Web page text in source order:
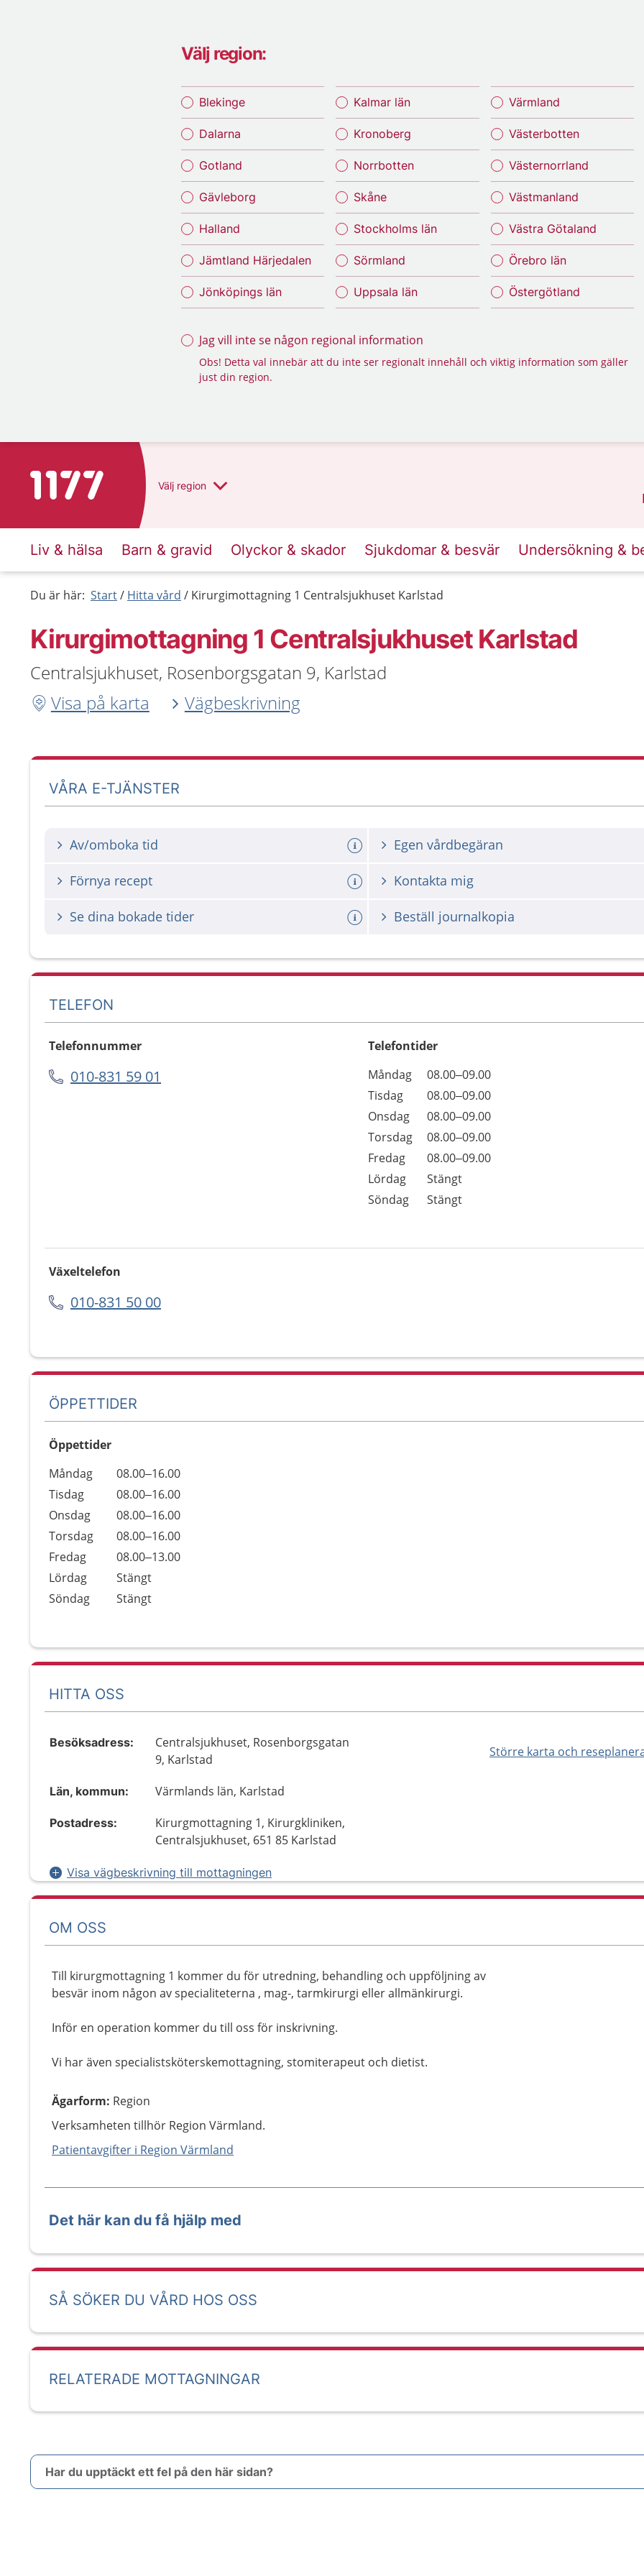
Välj region:
Blekinge
Dalarna
Gotland
Gävleborg
Halland
Jämtland Härjedalen
Jönköpings län
Kalmar län
Kronoberg
Norrbotten
Skåne
Stockholms län
Sörmland
Uppsala län
Värmland
Västerbotten
Västernorrland
Västmanland
Västra Götaland
Örebro län
Östergötland
Jag vill inte se någon regional information
Obs! Detta val innebär att du inte ser regionalt innehåll och viktig information som gäller
just din region.
Till startsidan för 1177 Välj region
Liv & hälsa Barn & gravid Olyckor & skador Sjukdomar & besvär Undersökning &
Du är här: Start Hitta vård Kirurgimottagning 1 Centralsjukhuset Karlstad
Kirurgimottagning 1 Centralsjukhuset Karlstad
Centralsjukhuset, Rosenborgsgatan 9, Karlstad
Visa på karta
Vägbeskrivning
VÅRA E-TJÄNSTER
Av/omboka tid Egen vårdbegäran
Förnya recept Kontakta mig
Se dina bokade tider Beställ journalkopia
TELEFON
Telefonnummer
010-831 59 01
Telefontider
Dag
Öppettider
Kommentarer
Måndag
08.00–09.00
Tisdag
08.00–09.00
Onsdag
08.00–09.00
Torsdag
08.00–09.00
Fredag
08.00–09.00
Lördag
Stängt
Söndag
Stängt
Växeltelefon
010-831 50 00
ÖPPETTIDER
Öppettider
Dag
Öppettider
Kommentarer
Måndag
08.00–16.00
Tisdag
08.00–16.00
Onsdag
08.00–16.00
Torsdag
08.00–16.00
Fredag
08.00–13.00
Lördag
Stängt
Söndag
Stängt
HITTA OSS
Större karta och
Besöksadress:
Centralsjukhuset, Rosenborgsgatan
9, Karlstad
Län, kommun: Värmlands län, Karlstad
Postadress:
Kirurgmottagning 1, Kirurgkliniken,
Centralsjukhuset, 651 85 Karlstad
Visa vägbeskrivning till mottagningen
OM OSS
Till kirurgmottagning 1 kommer du för utredning, behandling och uppföljning av
besvär inom någon av specialiteterna , mag-, tarmkirurgi eller allmänkirurgi.
Inför en operation kommer du till oss för inskrivning.
Vi har även specialistsköterskemottagning, stomiterapeut och dietist.
Ägarform: Region
Verksamheten tillhör Region Värmland.
Patientavgifter i Region Värmland
Det här kan du få hjälp med
SÅ SÖKER DU VÅRD HOS OSS
RELATERADE MOTTAGNINGAR
Har du upptäckt ett fel på den här sidan?